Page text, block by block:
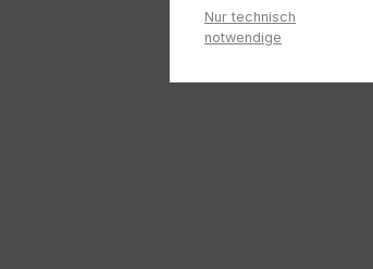
Nur technisch
notwendige